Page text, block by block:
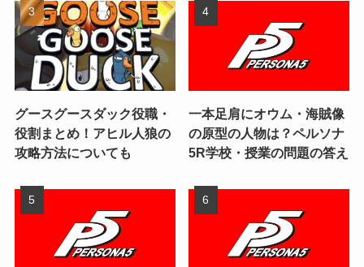
グースグースダック役職・
役割まとめ！アヒル人狼の
攻略方法についても
一本足肩にオウム・海賊像
の原型の人物は？ペルソナ
5R学校・授業の問題の答え